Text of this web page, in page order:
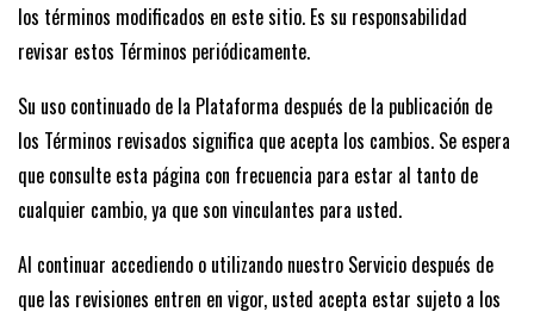
los términos modificados en este sitio. Es su responsabilidad
revisar estos Términos periódicamente.
Su uso continuado de la Plataforma después de la publicación de
los Términos revisados significa que acepta los cambios. Se espera
que consulte esta página con frecuencia para estar al tanto de
cualquier cambio, ya que son vinculantes para usted.
Al continuar accediendo o utilizando nuestro Servicio después de
que las revisiones entren en vigor, usted acepta estar sujeto a los